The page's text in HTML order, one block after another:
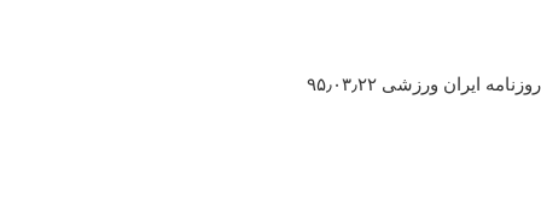
روزنامه ایران ورزشی ۹۵٫۰۳٫۲۲